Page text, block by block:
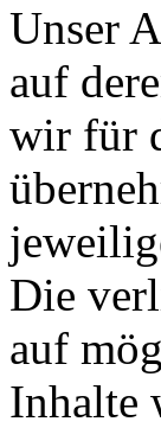
Unser
auf
wir für
Die
auf
Inhalte